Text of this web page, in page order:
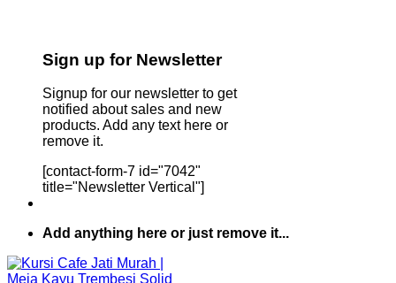
Sign up for Newsletter
Signup for our newsletter to get
notified about sales and new
products. Add any text here or
remove it.
[contact-form-7 id="7042"
title="Newsletter Vertical"]
Add anything here or just remove it...